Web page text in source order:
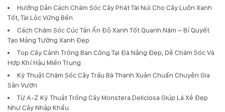
Hướng Dẫn Cách Chăm Sóc Cây Phát Tài Núi Cho Cây Luôn Xanh
Tốt, Tài Lộc Vững Bền
Cách Chăm Sóc Cúc Tần Ấn Độ Xanh Tốt Quanh Năm – Bí Quyết
Tạo Mảng Tường Xanh Đẹp
Top Cây Cảnh Trồng Ban Công Tại Đà Nẵng Đẹp, Dễ Chăm Sóc Và
Hợp Khí Hậu Miền Trung
Kỹ Thuật Chăm Sóc Cây Trầu Bà Thanh Xuân Chuẩn Chuyên Gia
Sân Vườn
Từ A-Z Kỹ Thuật Trồng Cây Monstera Deliciosa Giúp Lá Xẻ Đẹp
Như Cây Nhập Khẩu